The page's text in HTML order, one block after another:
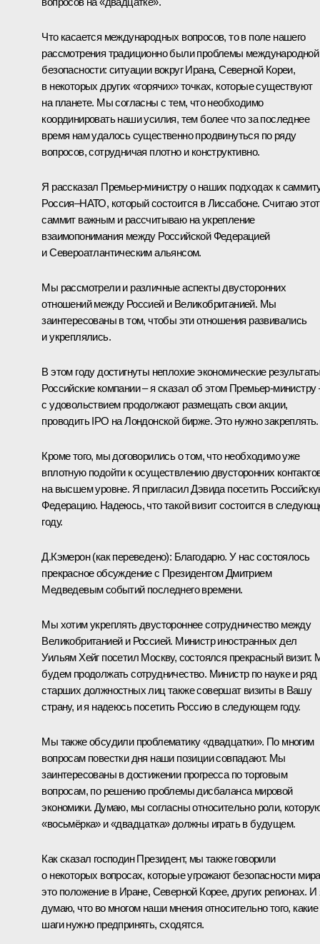
Что касается международных вопросов, то в поле нашего
рассмотрения традиционно были проблемы международной
безопасности: ситуации вокруг Ирана, Северной Кореи,
в некоторых других «горячих» точках, которые существуют
на планете. Мы согласны с тем, что необходимо
координировать наши усилия, тем более что за последнее
время нам удалось существенно продвинуться по ряду
вопросов, сотрудничая плотно и конструктивно.
Я рассказал Премьер-министру о наших подходах к
Россия–НАТО, который состоится в Лиссабоне. Считаю этот
саммит важным и рассчитываю на укрепление
взаимопонимания между Российской Федерацией
и Североатлантическим альянсом.
Мы рассмотрели и различные аспекты двусторонних
отношений между Россией и Великобританией. Мы
заинтересованы в том, чтобы эти отношения развивались
и укреплялись.
В этом году достигнуты неплохие экономические
Российские компании – я сказал об этом Премьер-министру
с удовольствием продолжают размещать свои акции,
проводить IPO на Лондонской бирже. Это нужно закреплять.
Кроме того, мы договорились о том, что необходимо уже
вплотную подойти к осуществлению двусторонних
на высшем уровне. Я пригласил Дэвида посетить
Федерацию. Надеюсь, что такой визит состоится в
году.
Д.Кэмерон(как переведено): Благодарю. У нас состоялось
прекрасное обсуждение с Президентом Дмитрием
Медведевым событий последнего времени.
Мы хотим укреплять двустороннее сотрудничество между
Великобританией и Россией. Министр иностранных дел
Уильям Хейг посетил Москву, состоялся прекрасный визит.
будем продолжать сотрудничество. Министр по науке и ряд
старших должностных лиц также совершат визиты в Вашу
страну, и я надеюсь посетить Россию в следующем году.
Мы также обсудили проблематику «двадцатки». По многим
вопросам повестки дня наши позиции совпадают. Мы
заинтересованы в достижении прогресса по торговым
вопросам, по решению проблемы дисбаланса мировой
экономики. Думаю, мы согласны относительно роли,
«восьмёрка» и «двадцатка» должны играть в будущем.
Как сказал господин Президент, мы также говорили
о некоторых вопросах, которые угрожают безопасности
это положение в Иране, Северной Корее, других регионах. И
думаю, что во многом наши мнения относительно того, какие
шаги нужно предпринять, сходятся.